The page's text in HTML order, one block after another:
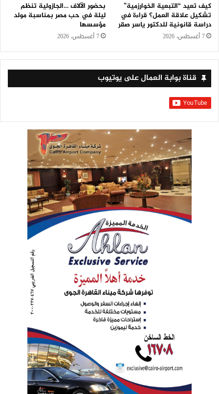
كيف تعيد “التبعية الخوارزمية”
تشكيل علاقة العمل؟ قراءة في
دراسة قانونية للدكتور ياسر صقر
7 أغسطس، 2026
بحضور الآلاف …الجازولية تنظم
ليلة في حب مصر بمناسبة مولد
مؤسسها
7 أغسطس، 2026
قناة بوابة العمال على يوتيوب